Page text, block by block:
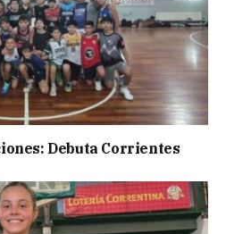
Debuta Corrientes